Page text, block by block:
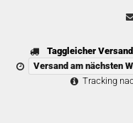
Taggleicher Versand
Versand am nächsten
Tracking